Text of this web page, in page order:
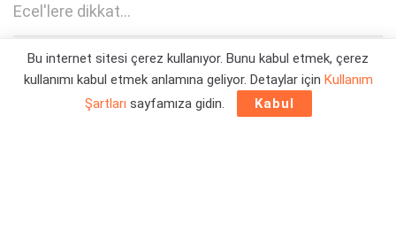
Ecel'lere dikkat...
Yazar: Orçun Çavuşoğlu 18/04/2024 14:12
Bu internet sitesi çerez kullanıyor. Bunu kabul etmek, çerez
kullanımı kabul etmek anlamına geliyor. Detaylar için Kullanım
Şartları sayfamıza gidin. Kabul